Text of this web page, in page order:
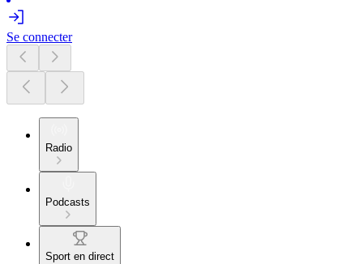
Se connecter
Radio
Podcasts
Sport en direct